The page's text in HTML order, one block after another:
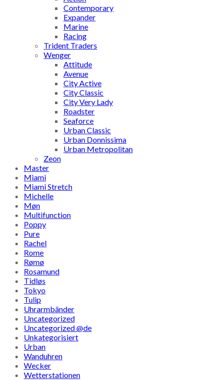
Contemporary
Expander
Marine
Racing
Trident Traders
Wenger
Attitude
Avenue
City Active
City Classic
City Very Lady
Roadster
Seaforce
Urban Classic
Urban Donnissima
Urban Metropolitan
Zeon
Master
Miami
Miami Stretch
Michelle
Møn
Multifunction
Poppy
Pure
Rachel
Rome
Rømø
Rosamund
Tidløs
Tokyo
Tulip
Uhrarmbänder
Uncategorized
Uncategorized @de
Unkategorisiert
Urban
Wanduhren
Wecker
Wetterstationen